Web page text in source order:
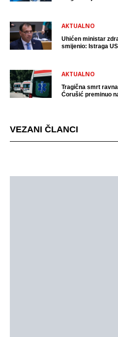
AKTUALNO
Uhićen ministar
smijenio: Istraga
AKTUALNO
Tragična smrt
Ćorušić preminuo
VEZANI ČLANCI